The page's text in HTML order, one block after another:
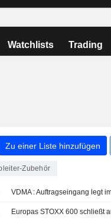
Watchlists Trading
Zu einer Liste hinzufügen
Zubehör